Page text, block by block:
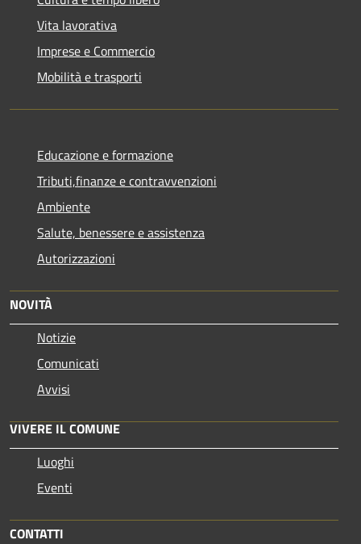
Vita lavorativa
Imprese e Commercio
Mobilità e trasporti
Educazione e formazione
Tributi,finanze e contravvenzioni
Ambiente
Salute, benessere e assistenza
Autorizzazioni
NOVITÀ
Notizie
Comunicati
Avvisi
VIVERE IL COMUNE
Luoghi
Eventi
CONTATTI